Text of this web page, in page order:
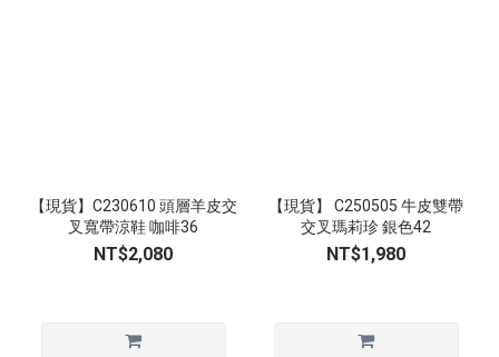
【現貨】C230610 頭層羊皮交
叉寬帶涼鞋 咖啡36
NT$2,080
【現貨】 C250505 牛皮雙帶
交叉瑪莉珍 銀色42
NT$1,980